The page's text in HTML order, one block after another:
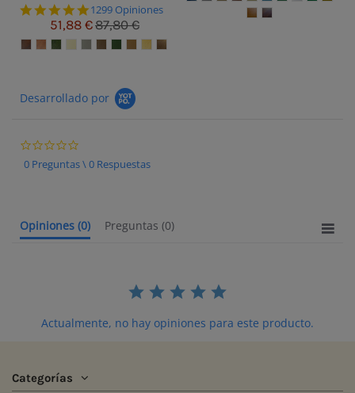
4.8 star rating
1299 Opiniones
51,88 €87,80 €
Desarrollado por
0 Preguntas \ 0 Respuestas
Opiniones (0) Preguntas (0)
Actualmente, no hay opiniones para este producto.
Categorías